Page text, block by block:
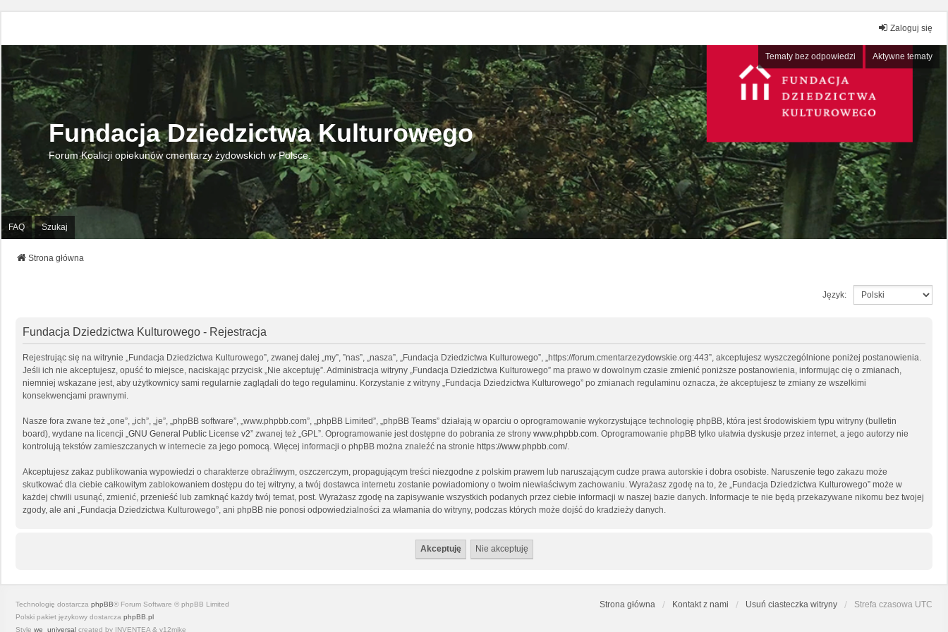
Zaloguj się
Tematy bez odpowiedzi Aktywne tematy
Fundacja Dziedzictwa Kulturowego
Forum Koalicji opiekunów cmentarzy żydowskich w Polsce.
FAQ Szukaj
Strona główna
Język:
Fundacja Dziedzictwa Kulturowego - Rejestracja
Rejestrując się na witrynie „Fundacja Dziedzictwa Kulturowego”, zwanej dalej „my”, ”nas”, „nasza”, „Fundacja Dziedzictwa Kulturowego”, „https://forum.cmentarzezydowskie.org:443”, akceptujesz wyszczególnione poniżej postanowienia.
Jeśli ich nie akceptujesz, opuść to miejsce, naciskając przycisk „Nie akceptuję”. Administracja witryny „Fundacja Dziedzictwa Kulturowego” ma prawo w dowolnym czasie zmienić poniższe postanowienia, informując cię o zmianach,
niemniej wskazane jest, aby użytkownicy sami regularnie zaglądali do tego regulaminu. Korzystanie z witryny „Fundacja Dziedzictwa Kulturowego” po zmianach regulaminu oznacza, że akceptujesz te zmiany ze wszelkimi
konsekwencjami prawnymi.
Nasze fora zwane też „one”, „ich”, „je”, „phpBB software”, „www.phpbb.com”, „phpBB Limited”, „phpBB Teams” działają w oparciu o oprogramowanie wykorzystujące technologię phpBB, która jest środowiskiem typu witryny (bulletin
board), wydane na licencji „GNU General Public License v2” zwanej też „GPL”. Oprogramowanie jest dostępne do pobrania ze strony www.phpbb.com. Oprogramowanie phpBB tylko ułatwia dyskusje przez internet, a jego autorzy nie
kontrolują tekstów zamieszczanych w internecie za jego pomocą. Więcej informacji o phpBB można znaleźć na stronie https://www.phpbb.com/.
Akceptujesz zakaz publikowania wypowiedzi o charakterze obraźliwym, oszczerczym, propagującym treści niezgodne z polskim prawem lub naruszającym cudze prawa autorskie i dobra osobiste. Naruszenie tego zakazu może
skutkować dla ciebie całkowitym zablokowaniem dostępu do tej witryny, a twój dostawca internetu zostanie powiadomiony o twoim niewłaściwym zachowaniu. Wyrażasz zgodę na to, że „Fundacja Dziedzictwa Kulturowego” może w
każdej chwili usunąć, zmienić, przenieść lub zamknąć każdy twój temat, post. Wyrażasz zgodę na zapisywanie wszystkich podanych przez ciebie informacji w naszej bazie danych. Informacje te nie będą przekazywane nikomu bez twojej
zgody, ale ani „Fundacja Dziedzictwa Kulturowego”, ani phpBB nie ponosi odpowiedzialności za włamania do witryny, podczas których może dojść do kradzieży danych.
Strona główna Kontakt z nami Usuń ciasteczka witryny Strefa czasowa UTC
Technologię dostarcza phpBB® Forum Software © phpBB Limited
Polski pakiet językowy dostarcza phpBB.pl
Style we_universal created by INVENTEA & v12mike